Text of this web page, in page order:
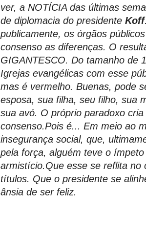
ver, a NOTÍCIA das últimas
de diplomacia do presidente Koff
publicamente, os órgãos
consenso as diferenças. O
GIGANTESCO. Do tamanho de
Igrejas evangélicas com esse
mas é vermelho. Buenas, pode
esposa, sua filha, seu filho, sua
sua avó. O próprio paradoxo
consenso.Pois é... Em meio ao
insegurança social, que,
pela força, alguém teve o
armistício.Que esse se reflita no
títulos. Que o presidente se
ânsia de ser feliz.